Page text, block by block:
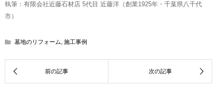
執筆：有限会社近藤石材店 5代目 近藤洋（創業1925年・千葉県八千代
市）
墓地のリフォーム, 施工事例